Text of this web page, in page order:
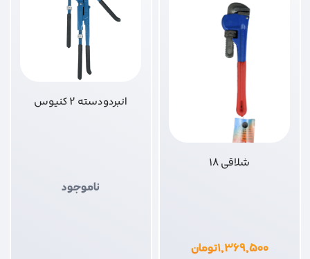
شلاقی 18
۱,۳۶۹,۵۰۰تومان
انبردودسته 2 کنیوس
ناموجود